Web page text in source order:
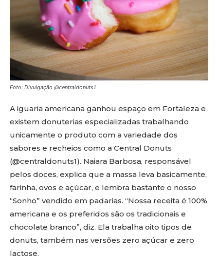
Foto: Divulgação @centraldonuts1
A iguaria americana ganhou espaço em Fortaleza e
existem donuterias especializadas trabalhando
unicamente o produto com a variedade dos
sabores e recheios como a Central Donuts
(@centraldonuts1). Naiara Barbosa, responsável
pelos doces, explica que a massa leva basicamente,
farinha, ovos e açúcar, e lembra bastante o nosso
“Sonho” vendido em padarias. “Nossa receita é 100%
americana e os preferidos são os tradicionais e
chocolate branco”, diz. Ela trabalha oito tipos de
donuts, também nas versões zero açúcar e zero
lactose.